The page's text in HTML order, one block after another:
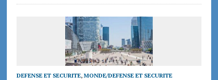
DEFENSE ET SECURITE, MONDE/DEFENSE ET SECURITE